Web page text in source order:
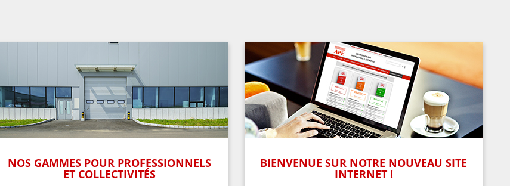
NOS GAMMES POUR PROFESSIONNELS
ET COLLECTIVITÉS
BIENVENUE SUR NOTRE NOUVEAU SITE
INTERNET !